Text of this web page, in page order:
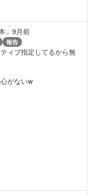
」 9月前
報告
ィブ指定してるから無
がないw